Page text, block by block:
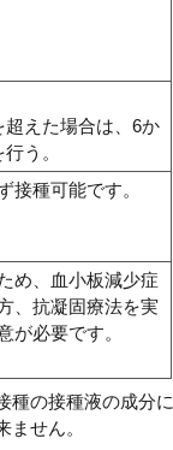
えた場合は、6か
う。
接種可能です。
め、血小板減少症
、抗凝固療法を実
が必要です。
種の接種液の成分
せん。